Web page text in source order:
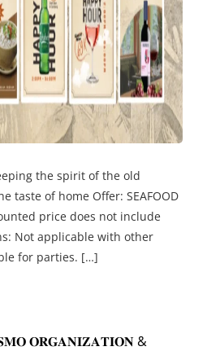
the spirit of the old
taste of home Offer: SEAFOOD
price does not include
Not applicable with other
for parties. […]
𝐎𝐑𝐆𝐀𝐍𝐈𝐙𝐀𝐓𝐈𝐎𝐍 &